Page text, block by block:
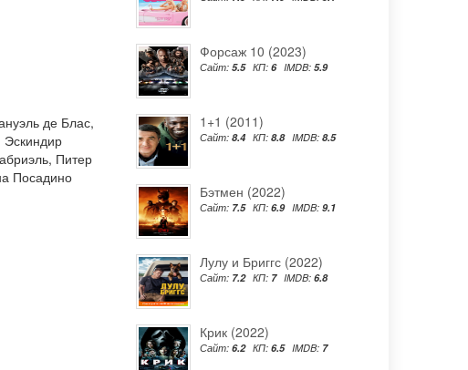
де Блас,
Эскиндир
, Питер
Посадино
Форсаж 10 (2023)
Сайт: 5.5 КП: 6 IMDB: 5.9
1+1 (2011)
Сайт: 8.4 КП: 8.8 IMDB: 8.5
Бэтмен (2022)
Сайт: 7.5 КП: 6.9 IMDB: 9.1
Лулу и Бриггс (2022)
Сайт: 7.2 КП: 7 IMDB: 6.8
Крик (2022)
Сайт: 6.2 КП: 6.5 IMDB: 7